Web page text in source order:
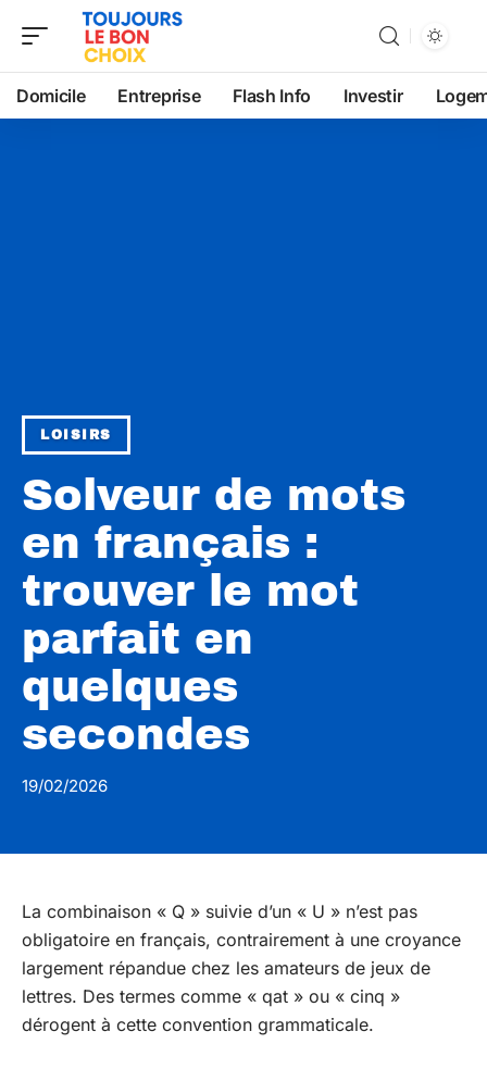
Domicile Entreprise Flash Info Investir
LOISIRS
Solveur de mots
en français :
trouver le mot
parfait en
quelques
secondes
19/02/2026
La combinaison « Q » suivie d’un « U » n’est pas
obligatoire en français, contrairement à une croyance
largement répandue chez les amateurs de jeux de
lettres. Des termes comme « qat » ou « cinq »
dérogent à cette convention grammaticale.